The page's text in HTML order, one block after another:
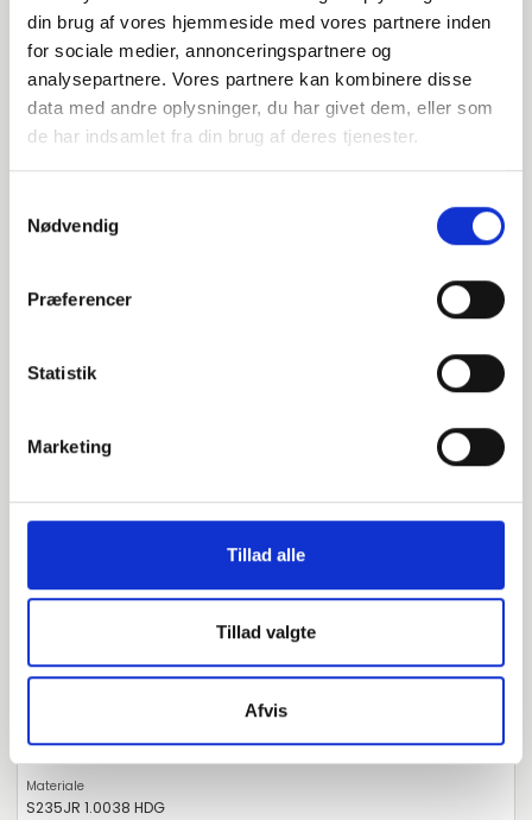
din brug af vores hjemmeside med vores partnere inden
for sociale medier, annonceringspartnere og
analysepartnere. Vores partnere kan kombinere disse
data med andre oplysninger, du har givet dem, eller som
de har indsamlet fra din brug af deres tjenester.
Nødvendig
Præferencer
Statistik
Marketing
Tillad alle
Tillad valgte
Afvis
DN100 114,3 Løsflange (B2-120)
EN 1092-1 T:02 A PN10-16 ISO
S235JR 1.0038
Ikke på lager
000652114
DN100 114,3 Løsflange (B2-120)
Løsflange
S235JR 1.0038 HDG